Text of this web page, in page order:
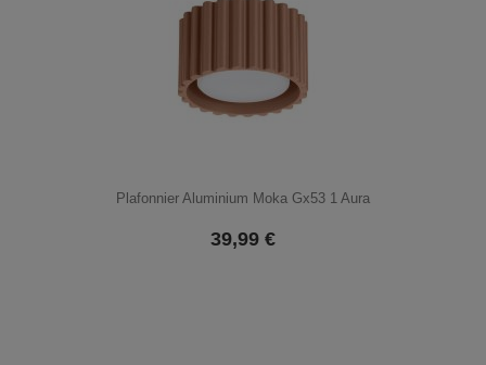
Plafonnier Aluminium Moka Gx53 1 Aura
39,99 €